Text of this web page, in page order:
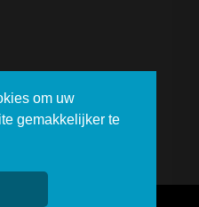
om uw
gemakkelijker te